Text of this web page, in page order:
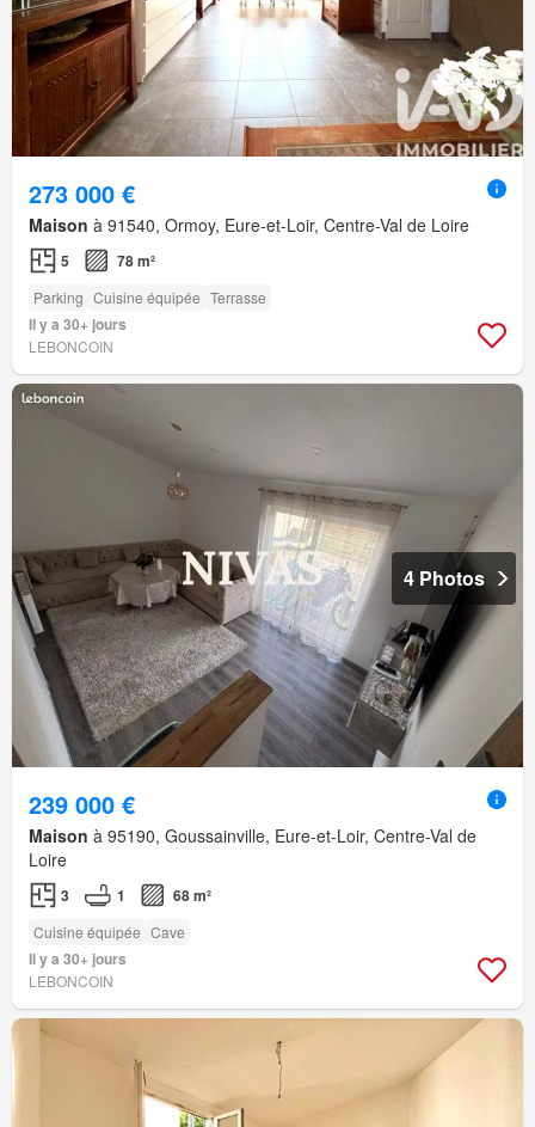
273 000 €
Maison à 91540, Ormoy, Eure-et-Loir, Centre-Val de Loire
5 78 m²
Parking Cuisine équipée Terrasse
Il y a 30+ jours
LEBONCOIN
4 Photos
239 000 €
Maison à 95190, Goussainville, Eure-et-Loir, Centre-Val de
Loire
3 1 68 m²
Cuisine équipée Cave
Il y a 30+ jours
LEBONCOIN